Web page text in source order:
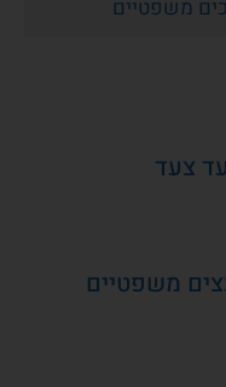
משפטיים
צעד
משפטיים